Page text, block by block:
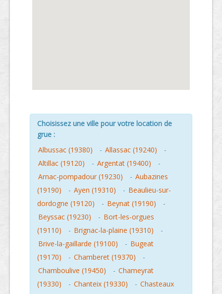
Choisissez une ville pour votre location de
grue :
Albussac (19380)
- Allassac (19240)
-
Altillac (19120)
- Argentat (19400)
-
Arnac-pompadour (19230)
- Aubazines
(19190)
- Ayen (19310) - Beaulieu-sur-
dordogne (19120)
- Beynat (19190)
-
Beyssac (19230)
- Bort-les-orgues
(19110)
- Brignac-la-plaine (19310)
-
Brive-la-gaillarde (19100)
- Bugeat
(19170)
- Chamberet (19370)
-
Chamboulive (19450)
- Chameyrat
(19330)
- Chanteix (19330) - Chasteaux